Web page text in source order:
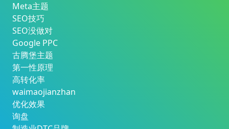
Meta主题
SEO技巧
SEO没做对
Google PPC
古腾堡主题
第一性原理
高转化率
waimaojianzhan
优化效果
询盘